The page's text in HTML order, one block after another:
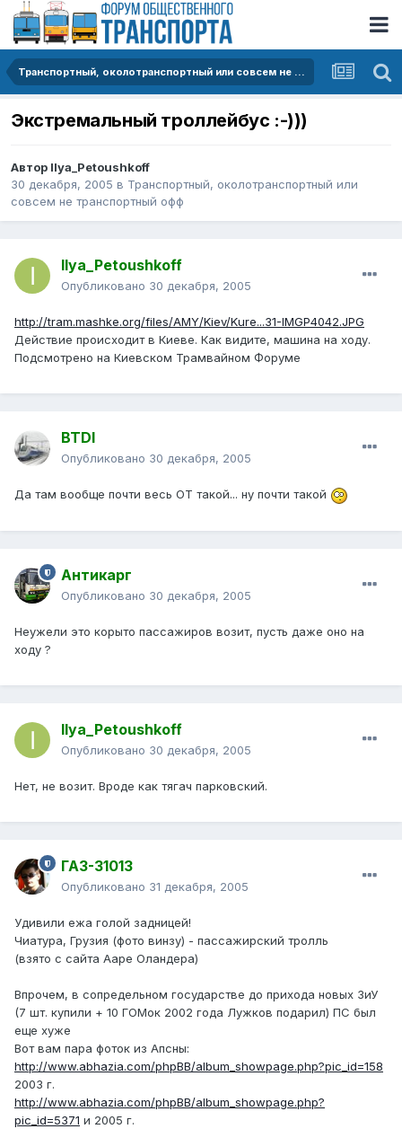
Транспортный, околотранспортный или совсем не транспортный офф
Экстремальный троллейбус :-)))
Автор Ilya_Petoushkoff
30 декабря, 2005 в Транспортный, околотранспортный или
совсем не транспортный офф
Ilya_Petoushkoff
Опубликовано 30 декабря, 2005
http://tram.mashke.org/files/AMY/Kiev/Kure...31-IMGP4042.JPG
Действие происходит в Киеве. Как видите, машина на ходу.
Подсмотрено на Киевском Трамвайном Форуме
BTDI
Опубликовано 30 декабря, 2005
Да там вообще почти весь ОТ такой... ну почти такой
Антикарг
Опубликовано 30 декабря, 2005
Неужели это корыто пассажиров возит, пусть даже оно на
ходу ?
Ilya_Petoushkoff
Опубликовано 30 декабря, 2005
Нет, не возит. Вроде как тягач парковский.
ГАЗ-31013
Опубликовано 31 декабря, 2005
Удивили ежа голой задницей!
Чиатура, Грузия (фото винзу) - пассажирский тролль
(взято с сайта Ааре Оландера)
Впрочем, в сопредельном государстве до прихода новых ЗиУ
(7 шт. купили + 10 ГОМок 2002 года Лужков подарил) ПС был
еще хуже
Вот вам пара фоток из Апсны:
http://www.abhazia.com/phpBB/album_showpage.php?pic_id=158
2003 г.
http://www.abhazia.com/phpBB/album_showpage.php?
pic_id=5371 и 2005 г.